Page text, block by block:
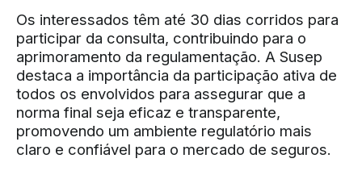
Os interessados têm até 30 dias corridos para
participar da consulta, contribuindo para o
aprimoramento da regulamentação. A Susep
destaca a importância da participação ativa de
todos os envolvidos para assegurar que a
norma final seja eficaz e transparente,
promovendo um ambiente regulatório mais
claro e confiável para o mercado de seguros.